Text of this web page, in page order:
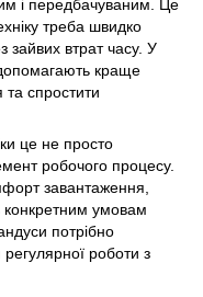
і передбачуваним. Це
треба швидко
зайвих втрат часу. У
краще
та спростити
це не просто
робочого процесу.
завантаження,
конкретним умовам
потрібно
роботи з